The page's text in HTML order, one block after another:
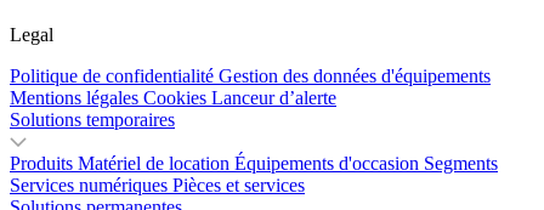
Legal
Politique de confidentialité Gestion des données d'équipements
Mentions légales Cookies Lanceur d’alerte
Solutions temporaires
Produits Matériel de location Équipements d'occasion Segments
Services numériques Pièces et services